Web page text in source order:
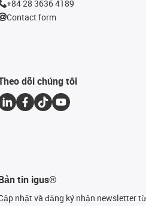
+84 28 3636 4189
Contact form
dõi chúng tôi
tin igus®
nhật và đăng ký nhận newsletter